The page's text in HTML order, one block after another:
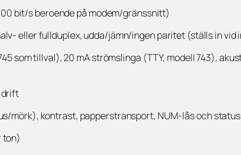
bit/s beroende på modem/gränssnitt)
eller fullduplex, udda/jämn/ingen paritet (ställs in vid
som tillval), 20 mA strömslinga (TTY, modell 743),
drift
mörk), kontrast, papperstransport, NUM-lås och
ton)